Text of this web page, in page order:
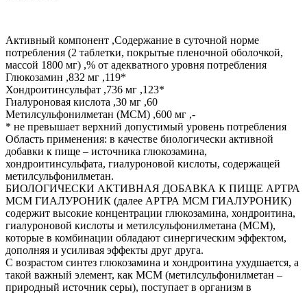
Активный компонент ,Cодержание в суточной норме
потребления (2 таблетки, покрытые пленочной оболочкой,
массой 1800 мг) ,% от адекватного уровня потребления
Глюкозамин ,832 мг ,119*
Хондроитинсульфат ,736 мг ,123*
Гиалуроновая кислота ,30 мг ,60
Метилсульфонилметан (МСМ) ,600 мг ,-
* не превышает верхний допустимый уровень потребления
Область применения: в качестве биологически активной
добавки к пище – источника глюкозамина,
хондроитинсульфата, гиалуроновой кислоты, содержащей
метилсульфонилметан.
БИОЛОГИЧЕСКИ АКТИВНАЯ ДОБАВКА К ПИЩЕ АРТРА
МСМ ГИАЛУРОНИК (далее АРТРА МСМ ГИАЛУРОНИК)
содержит высокие концентрации глюкозамина, хондроитина,
гиалуроновой кислоты и метилсульфонилметана (МСМ),
которые в комбинации обладают синергическим эффектом,
дополняя и усиливая эффекты друг друга.
С возрастом синтез глюкозамина и хондроитина ухудшается, а
такой важный элемент, как МСМ (метилсульфонилметан –
природный источник серы), поступает в организм в